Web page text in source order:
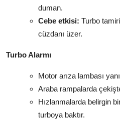
duman.
Cebe etkisi: Turbo
cüzdanı üzer.
Turbo Alarmı
Motor arıza lambası
Araba rampalarda
Hızlanmalarda belirgin
turboya baktır.